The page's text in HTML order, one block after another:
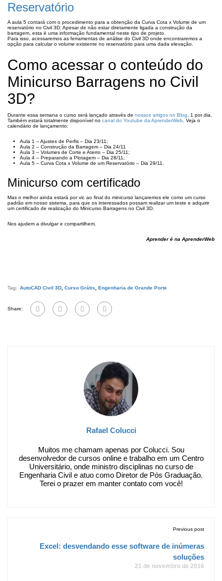
Reservatório
A aula 5 contará com o procedimento para a obtenção da Curva Cota x Volume de um
reservatório no Civil 3D. Apesar de não estar diretamente ligada a construção da
barragem, esta é uma informação fundamental neste tipo de projeto.
Para isso, acessaremos as ferramentas de análise do Civil 3D onde encontraremos a
opção para calcular o volume existente no reservatório para uma dada elevação.
Como acessar o conteúdo do
Minicurso Barragens no Civil
3D?
Durante essa semana o curso será lançado através de nossos artigos no Blog , 1 por dia.
Também estará totalmente disponível no canal do Youtube da AprenderWeb . Veja o
calendário de lançamento:
Aula 1 – Ajustes de Perfis – Dia 23/11;
Aula 2 – Construção da Barragem – Dia 24/11
Aula 3 – Volumes de Corte e Aterro – Dia 25/11;
Aula 4 – Preparando a Plotagem – Dia 28/11;
Aula 5 – Curva Cota x Volume de um Reservatório – Dia 29/11.
Minicurso com certificado
Mas o melhor ainda estará por vir, ao final do minicurso lançaremos ele como um curso
padrão em nosso sistema, para que os interessados possam realizar um teste e adquirir
um certificado de realização do Minicurso Barragens no Civil 3D.
Nos ajudem a divulgar e compartilhem.
Aprender é na AprenderWeb
Tag: AutoCAD Civil 3D Curso Grátis Engenharia de Grande Porte
Share:
Rafael Colucci
Muitos me chamam apenas por Colucci. Sou
desenvolvedor de cursos online e trabalho em um Centro
Universitário, onde ministro disciplinas no curso de
Engenharia Civil e atuo como Diretor de Pós Graduação.
Terei o prazer em manter contato com você!
Previous post
Excel: desvendando esse software de inúmeras
soluções
21 de novembro de 2016